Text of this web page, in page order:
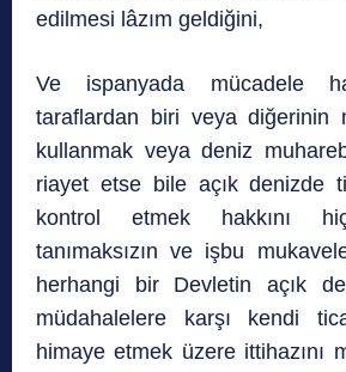
edilmesi lâzım geldiğini,
Ve ispanyada mücadele
taraflardan biri veya diğerinin
kullanmak veya deniz
riayet etse bile açık denizde
kontrol etmek hakkını
tanımaksızın ve işbu
herhangi bir Devletin açık
müdahalelere karşı kendi
himaye etmek üzere ittihazını